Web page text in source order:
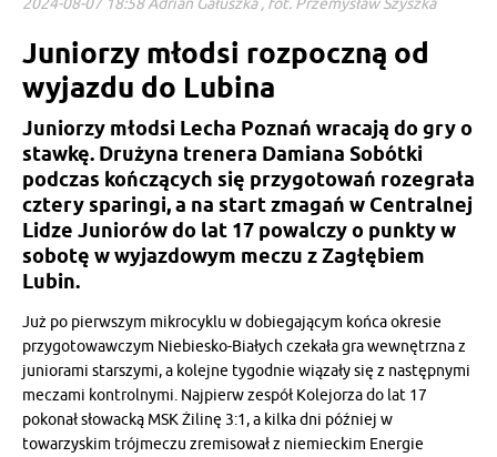
Juniorzy młodsi rozpoczną od
wyjazdu do Lubina
Juniorzy młodsi Lecha Poznań wracają do gry o
stawkę. Drużyna trenera Damiana Sobótki
podczas kończących się przygotowań rozegrała
cztery sparingi, a na start zmagań w Centralnej
Lidze Juniorów do lat 17 powalczy o punkty w
sobotę w wyjazdowym meczu z Zagłębiem
Lubin.
Już po pierwszym mikrocyklu w dobiegającym końca okresie
przygotowawczym Niebiesko-Białych czekała gra wewnętrzna z
juniorami starszymi, a kolejne tygodnie wiązały się z następnymi
meczami kontrolnymi. Najpierw zespół Kolejorza do lat 17
pokonał słowacką MSK Żilinę 3:1, a kilka dni później w
towarzyskim trójmeczu zremisował z niemieckim Energie